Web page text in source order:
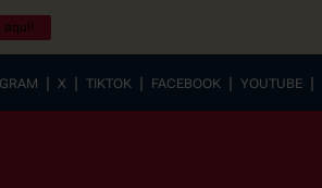
aquí!
| X | TIKTOK | FACEBOOK | YOUTUBE |